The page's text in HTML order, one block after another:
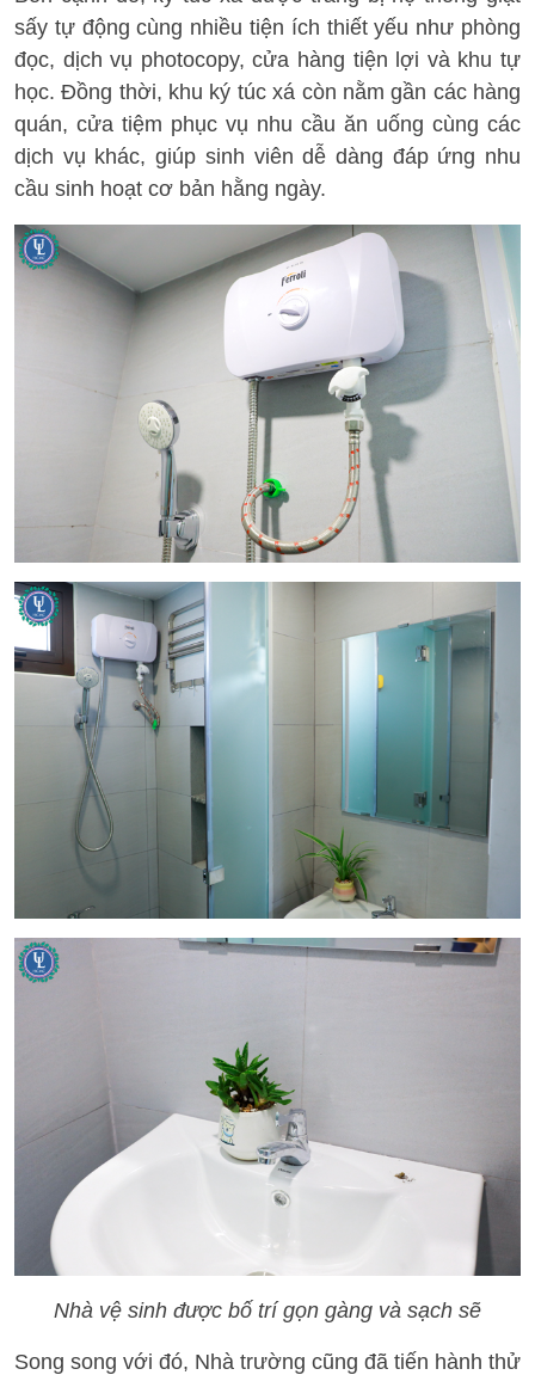
sấy tự động cùng nhiều tiện ích thiết yếu như phòng
đọc, dịch vụ photocopy, cửa hàng tiện lợi và khu tự
học. Đồng thời, khu ký túc xá còn nằm gần các hàng
quán, cửa tiệm phục vụ nhu cầu ăn uống cùng các
dịch vụ khác, giúp sinh viên dễ dàng đáp ứng nhu
cầu sinh hoạt cơ bản hằng ngày.
Nhà vệ sinh được bố trí gọn gàng và sạch sẽ
Song song với đó, Nhà trường cũng đã tiến hành thử